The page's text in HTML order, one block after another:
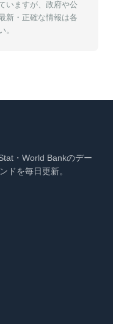
いますが、政府や公
新・正確な情報は各
。
・World Bankのデー
ドを毎日更新。